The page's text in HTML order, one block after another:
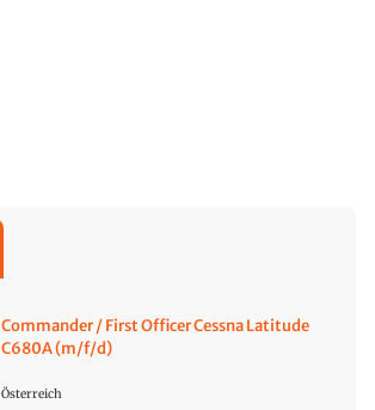
Commander / First Officer Cessna Latitude
C680A (m/f/d)
Österreich